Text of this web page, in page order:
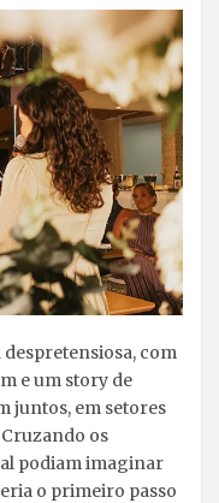
com
e um story de
juntos, em setores
os
podiam imaginar
o primeiro passo